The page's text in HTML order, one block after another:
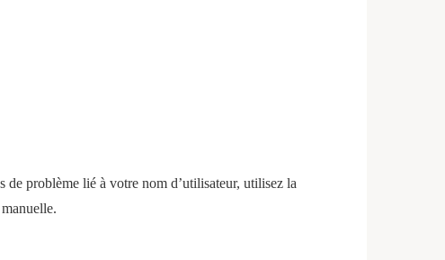
de problème lié à votre nom d’utilisateur, utilisez la